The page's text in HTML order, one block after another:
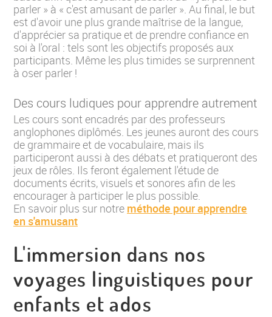
parler » à « c'est amusant de parler ». Au final, le but
est d'avoir une plus grande maîtrise de la langue,
d'apprécier sa pratique et de prendre confiance en
soi à l'oral : tels sont les objectifs proposés aux
participants. Même les plus timides se surprennent
à oser parler !
Des cours ludiques pour apprendre autrement
Les cours sont encadrés par des professeurs
anglophones diplômés. Les jeunes auront des cours
de grammaire et de vocabulaire, mais ils
participeront aussi à des débats et pratiqueront des
jeux de rôles. Ils feront également l'étude de
documents écrits, visuels et sonores afin de les
encourager à participer le plus possible.
En savoir plus sur notre méthode pour apprendre
en s'amusant
L'immersion dans nos
voyages linguistiques pour
enfants et ados